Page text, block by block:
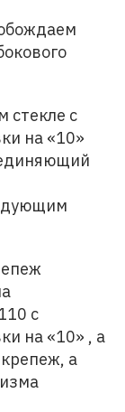
стекле с
на «10»
с
на «10» , а
а